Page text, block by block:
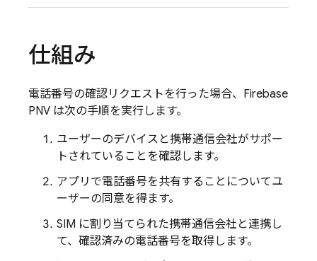
仕組み
電話番号の確認リクエストを行った場合、 Firebase
PNV は次の手順を実行します。
ユーザーのデバイスと携帯通信会社がサポー
トされていることを確認します。
アプリで電話番号を共有することについてユ
ーザーの同意を得ます。
SIM に割り当てられた携帯通信会社と連携し
て、確認済みの電話番号を取得します。